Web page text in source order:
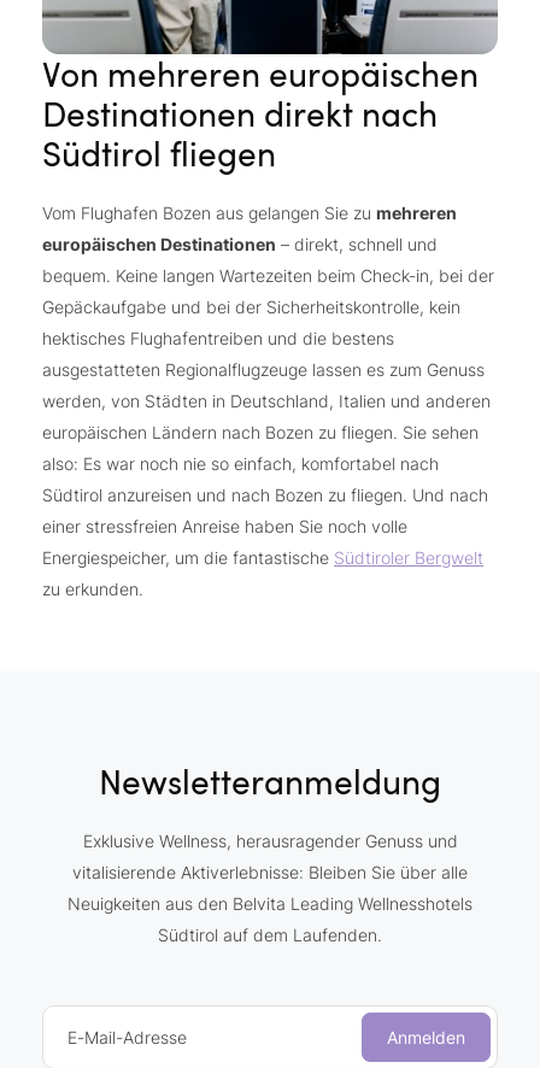
Von mehreren europäischen
Destinationen direkt nach
Südtirol fliegen
Vom Flughafen Bozen aus gelangen Sie zu mehreren
europäischen Destinationen – direkt, schnell und
bequem. Keine langen Wartezeiten beim Check-in, bei der
Gepäckaufgabe und bei der Sicherheitskontrolle, kein
hektisches Flughafentreiben und die bestens
ausgestatteten Regionalflugzeuge lassen es zum Genuss
werden, von Städten in Deutschland, Italien und anderen
europäischen Ländern nach Bozen zu fliegen. Sie sehen
also: Es war noch nie so einfach, komfortabel nach
Südtirol anzureisen und nach Bozen zu fliegen. Und nach
einer stressfreien Anreise haben Sie noch volle
Energiespeicher, um die fantastische Südtiroler Bergwelt
zu erkunden.
Newsletteranmeldung
Exklusive Wellness, herausragender Genuss und
vitalisierende Aktiverlebnisse: Bleiben Sie über alle
Neuigkeiten aus den Belvita Leading Wellnesshotels
Südtirol auf dem Laufenden.
E-Mail-Adresse Anmelden